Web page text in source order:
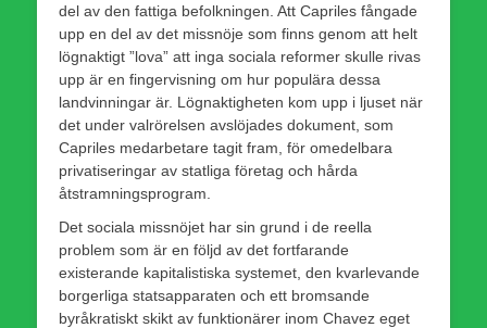
del av den fattiga befolkningen. Att Capriles fångade
upp en del av det missnöje som finns genom att helt
lögnaktigt ”lova” att inga sociala reformer skulle rivas
upp är en fingervisning om hur populära dessa
landvinningar är. Lögnaktigheten kom upp i ljuset när
det under valrörelsen avslöjades dokument, som
Capriles medarbetare tagit fram, för omedelbara
privatiseringar av statliga företag och hårda
åtstramningsprogram.
Det sociala missnöjet har sin grund i de reella
problem som är en följd av det fortfarande
existerande kapitalistiska systemet, den kvarlevande
borgerliga statsapparaten och ett bromsande
byråkratiskt skikt av funktionärer inom Chavez eget